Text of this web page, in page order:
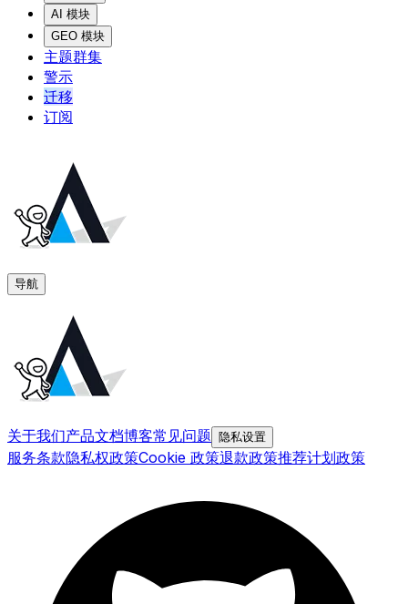
AI 模块
GEO 模块
主题群集
警示
迁移
订阅
导航
关于我们产品文档博客常见问题 隐私设置
服务条款隐私权政策Cookie 政策退款政策推荐计划政策